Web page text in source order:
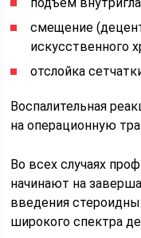
смещение
искусственного
отслойка
Воспалительная
на операционную
Во всех случаях
начинают на
введения
широкого спектра